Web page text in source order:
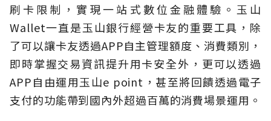
刷卡限制，實現一站式數位金融體驗。玉山
Wallet一直是玉山銀行經營卡友的重要工具，除
了可以讓卡友透過APP自主管理額度、消費類別，
即時掌握交易資訊提升用卡安全外，更可以透過
APP自由運用玉山e point，甚至將回饋透過電子
支付的功能帶到國內外超過百萬的消費場景運用。